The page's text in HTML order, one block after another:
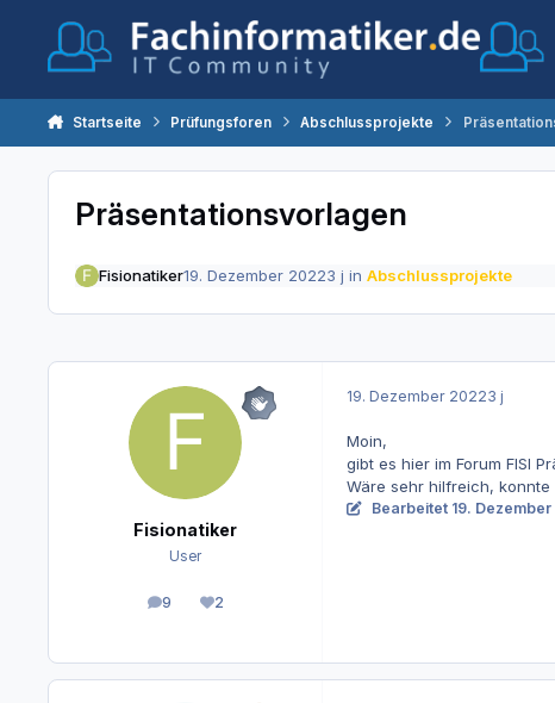
Startseite Prüfungsforen Abschlussprojekte
Präsentationsvorlagen
Fisionatiker19. Dezember 20223 j in Abschlussprojekte
Fisionatiker
User
9
Beiträge2
Reputation
19. Dezember 20223 j
Moin,
gibt es hier im Forum FISI
Wäre sehr hilfreich,
Bearbeitet 19.